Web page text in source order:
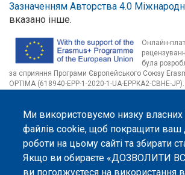
Ми використовуємо низку власних
файлів cookie, щоб покращити ваш
роботи на цьому сайті та збирати
Якщо ви обираєте «ДОЗВОЛИТИ
ви погоджуєтеся на використання
Зазначенням Авторства 4.0
вказано інше.
Онлайн-
була
за сприяння Програми Європейського Союзу
OPTIMA (618940-EPP-1-2020-1-UA-EPPKA2-CBHE-
несе відповідальності за будь-яке використання
на цьому вебсайті.